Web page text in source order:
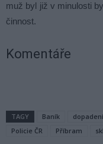
muž byl již v minulosti
činnost.
Komentáře
TAGY Baník dopadení
Policie ČR
Příbram